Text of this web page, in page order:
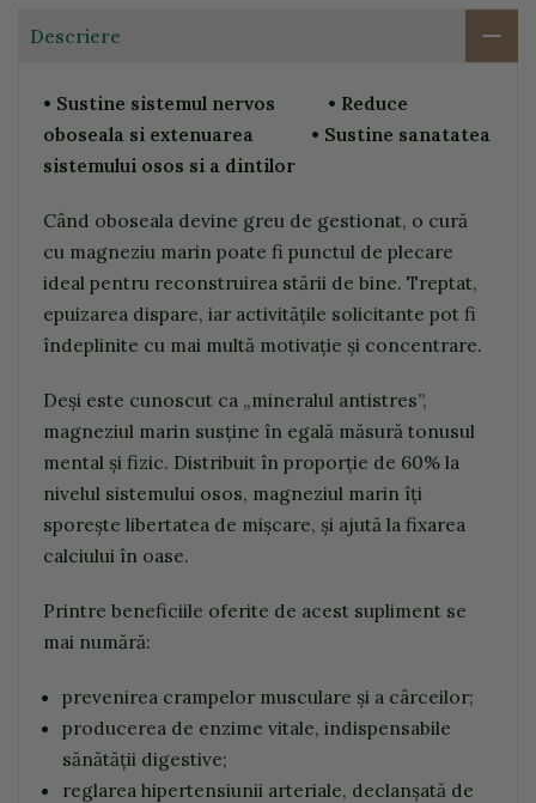
Descriere
• Sustine sistemul nervos • Reduce
oboseala si extenuarea • Sustine sanatatea
sistemului osos si a dintilor
Când oboseala devine greu de gestionat, o cură
cu magneziu marin poate fi punctul de plecare
ideal pentru reconstruirea stării de bine. Treptat,
epuizarea dispare, iar activitățile solicitante pot fi
îndeplinite cu mai multă motivație și concentrare.
Deși este cunoscut ca „mineralul antistres”,
magneziul marin susține în egală măsură tonusul
mental și fizic. Distribuit în proporție de 60% la
nivelul sistemului osos, magneziul marin îți
sporește libertatea de mișcare, și ajută la fixarea
calciului în oase.
Printre beneficiile oferite de acest supliment se
mai numără:
prevenirea crampelor musculare și a cârceilor;
producerea de enzime vitale, indispensabile
sănătății digestive;
reglarea hipertensiunii arteriale, declanșată de